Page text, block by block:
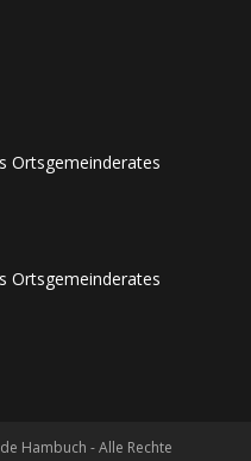
Ortsgemeinderates
Ortsgemeinderates
Hambuch - Alle Rechte